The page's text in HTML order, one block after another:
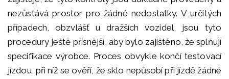
nezůstává prostor pro žádné nedostatky. V určitých
případech, obzvlášť u dražších vozidel, jsou tyto
procedury ještě přísnější, aby bylo zajištěno, že splňují
specifikace výrobce. Proces obvykle končí testovací
jízdou, při níž se ověří, že sklo nepůsobí při jízdě žádné